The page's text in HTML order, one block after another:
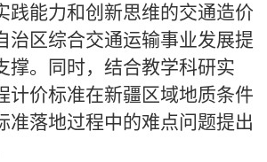
践能力和创新思维的交通造价
治区综合交通运输事业发展提
撑。同时，结合教学科研实
计价标准在新疆区域地质条件
准落地过程中的难点问题提出